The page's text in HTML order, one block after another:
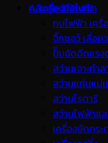
กลับสู่หน้าร้านค้า
A. เครื่องมือไฟฟ้า
กบไฟฟ้า เครื่
จิ๊กซอว์ เลื่อย
ปั๊มอัดฉีดแรง
สว่านเจาะทำ
สว่านแท่นแม่
สว่านโรตารี
สว่านไฟฟ้าแ
เครื่องขัดกระ